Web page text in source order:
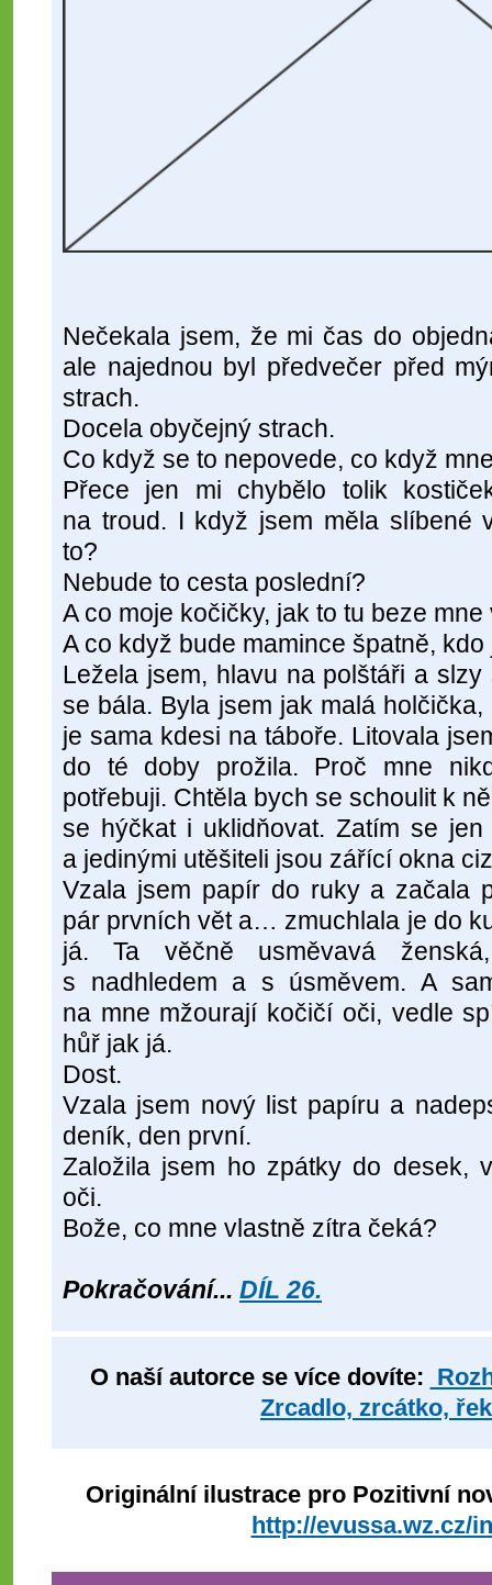
Nečekala jsem, že mi čas do
ale najednou byl předvečer před
strach.
Docela obyčejný strach.
Co když se to nepovede, co když
Přece jen mi chybělo tolik
na troud. I když jsem měla slíbené
to?
Nebude to cesta poslední?
A co moje kočičky, jak to tu beze
A co když bude mamince špatně,
Ležela jsem, hlavu na polštáři a
se bála. Byla jsem jak malá
je sama kdesi na táboře. Litovala
do té doby prožila. Proč mne
potřebuji. Chtěla bych se schoulit k
se hýčkat i uklidňovat. Zatím se
a jedinými utěšiteli jsou zářící okna
Vzala jsem papír do ruky a začala
pár prvních vět a… zmuchlala je do
já. Ta věčně usměvavá
s nadhledem a s úsměvem. A
na mne mžourají kočičí oči, vedle
hůř jak já.
Dost.
Vzala jsem nový list papíru a
deník, den první.
Založila jsem ho zpátky do desek,
oči.
Bože, co mne vlastně zítra čeká?
Pokračování... DÍL 26.
O naší autorce se více dovíte:
Zrcadlo, zrcátko,
Originální ilustrace pro Pozitivní
http://evussa.wz.cz/